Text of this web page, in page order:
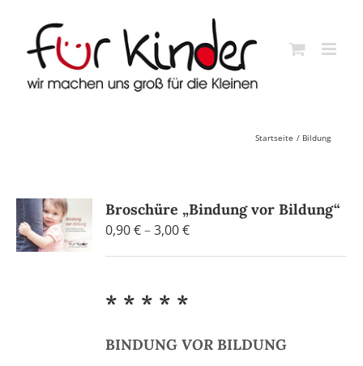
content
Startseite Bildung
Broschüre „Bindung vor Bildung“
0,90€–3,00€Preisspanne:
* * * * *
BINDUNGVOR BILDUNG